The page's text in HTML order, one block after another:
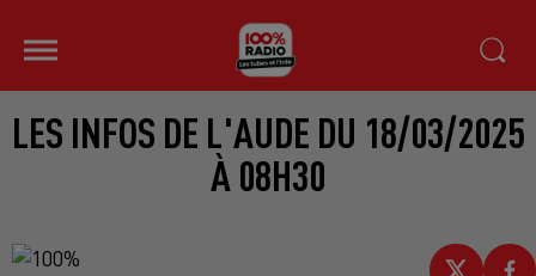
LES INFOS DE L'AUDE DU 18/03/2025
À 08H30